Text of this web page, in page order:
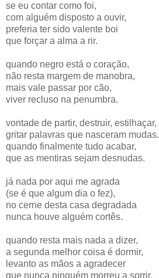
se eu contar como foi,
com alguém disposto a ouvir,
preferia ter sido valente boi
que forçar a alma a rir.
quando negro está o coração,
não resta margem de manobra,
mais vale passar por cão,
viver recluso na penumbra.
vontade de partir, destruir, estilhaçar,
gritar palavras que nasceram mudas.
quando finalmente tudo acabar,
que as mentiras sejam desnudas.
já nada por aqui me agrada
(se é que algum dia o fez),
no cerne desta casa degradada
nunca houve alguém cortês.
quando resta mais nada a dizer,
a segunda melhor coisa é dormir,
levanto as mãos a agradecer
que nunca ninguém morreu a sorrir.